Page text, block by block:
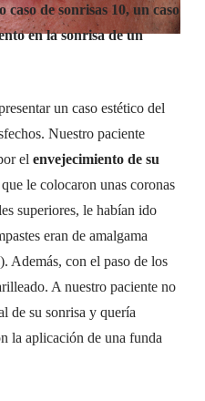
de sonrisas 10, un caso
en la sonrisa de un
un caso estético del
Nuestro paciente
el envejecimiento de su
le colocaron unas coronas
superiores, le habían ido
eran de amalgama
Además, con el paso de los
A nuestro paciente no
de su sonrisa y quería
la aplicación de una funda